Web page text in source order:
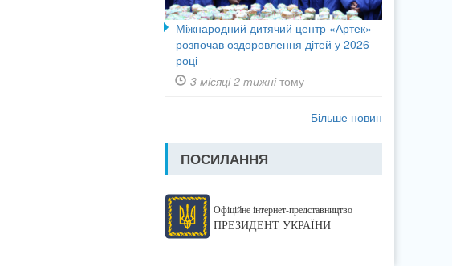
Міжнародний дитячий центр «Артек»
розпочав оздоровлення дітей у 2026
році
3 місяці 2 тижнітому
Більше новин
ПОСИЛАННЯ
Офіційне інтернет-представництво
ПРЕЗИДЕНТ УКРАЇНИ